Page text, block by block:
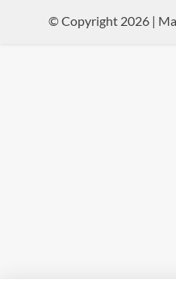
© Copyright 2026 |